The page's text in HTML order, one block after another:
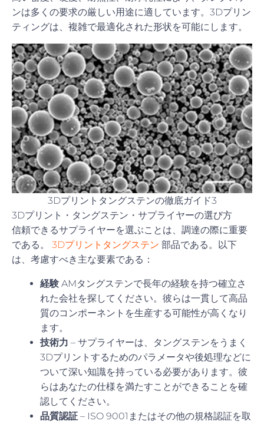
ンは多くの要求の厳しい用途に適しています。3Dプリン
ティングは、複雑で最適化された形状を可能にします。
3Dプリントタングステンの徹底ガイド3
3Dプリント・タングステン・サプライヤーの選び方
信頼できるサプライヤーを選ぶことは、調達の際に重要
である。
3Dプリントタングステン 部品である。以下
は、考慮すべき主な要素である：
経験 AMタングステンで長年の経験を持つ確立さ
れた会社を探してください。彼らは一貫して高品
質のコンポーネントを生産する可能性が高くなり
ます。
技術力 – サプライヤーは、タングステンをうまく
3Dプリントするためのパラメータや後処理などに
ついて深い知識を持っている必要があります。彼
らはあなたの仕様を満たすことができることを確
認してください。
品質認証 – ISO 9001またはその他の規格認証を取